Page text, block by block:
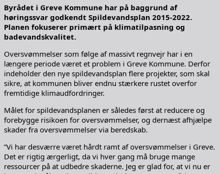
Byrådet i Greve Kommune har på baggrund af
høringssvar godkendt Spildevandsplan 2015-2022.
Planen fokuserer primært på klimatilpasning og
badevandskvalitet.
Oversvømmelser som følge af massivt regnvejr har i en
længere periode været et problem i Greve Kommune. Derfor
indeholder den nye spildevandsplan flere projekter, som skal
sikre, at kommunen bliver endnu stærkere rustet overfor
fremtidige klimaudfordringer.
Målet for spildevandsplanen er således først at reducere og
forebygge risikoen for oversvømmelser, og dernæst afhjælpe
skader fra oversvømmelser via beredskab.
”Vi har desværre været hårdt ramt af oversvømmelser i Greve.
Det er rigtig ærgerligt, da vi hver gang må bruge mange
ressourcer på at udbedre skaderne. Jeg er glad for, at vi nu er